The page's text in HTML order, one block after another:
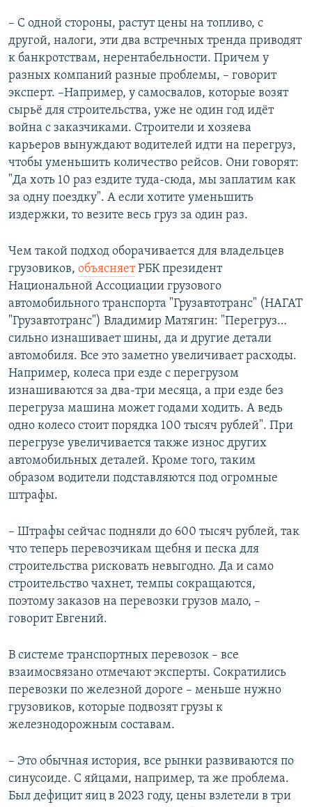
– С одной стороны, растут цены на топливо, с
другой, налоги, эти два встречных тренда приводят
к банкротствам, нерентабельности. Причем у
разных компаний разные проблемы, – говорит
эксперт. –Например, у самосвалов, которые возят
сырьё для строительства, уже не один год идёт
война с заказчиками. Строители и хозяева
карьеров вынуждают водителей идти на перегруз,
чтобы уменьшить количество рейсов. Они говорят:
"Да хоть 10 раз ездите туда-сюда, мы заплатим как
за одну поездку". А если хотите уменьшить
издержки, то везите весь груз за один раз.
Чем такой подход оборачивается для владельцев
грузовиков, объясняетРБК президент
Национальной Ассоциации грузового
автомобильного транспорта "Грузавтотранс" (НАГАТ
"Грузавтотранс") Владимир Матягин: "Перегруз…
сильно изнашивает шины, да и другие детали
автомобиля. Все это заметно увеличивает расходы.
Например, колеса при езде с перегрузом
изнашиваются за два-три месяца, а при езде без
перегруза машина может годами ходить. А ведь
одно колесо стоит порядка 100 тысяч рублей". При
перегрузе увеличивается также износ других
автомобильных деталей. Кроме того, таким
образом водители подставляются под огромные
штрафы.
– Штрафы сейчас подняли до 600 тысяч рублей, так
что теперь перевозчикам щебня и песка для
строительства рисковать невыгодно. Да и само
строительство чахнет, темпы сокращаются,
поэтому заказов на перевозки грузов мало, –
говорит Евгений.
В системе транспортных перевозок – все
взаимосвязано отмечают эксперты. Сократились
перевозки по железной дороге – меньше нужно
грузовиков, которые подвозят грузы к
железнодорожным составам.
– Это обычная история, все рынки развиваются по
синусоиде. С яйцами, например, та же проблема.
Был дефицит яиц в 2023 году, цены взлетели в три